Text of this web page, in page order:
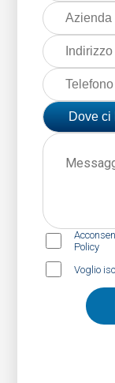
Policy
Voglio